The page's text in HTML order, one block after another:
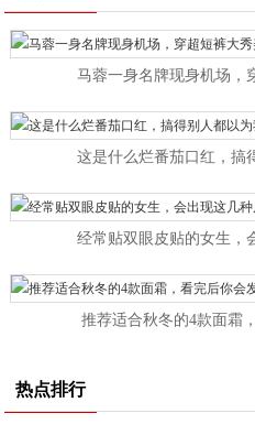
马蓉一身名牌现身机场，
这是什么烂番茄口红，搞
经常贴双眼皮贴的女生，
推荐适合秋冬的4款面霜
热点排行